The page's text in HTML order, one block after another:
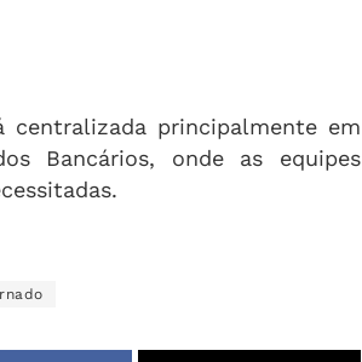
centralizada principalmente em
Bancários, onde as equipes